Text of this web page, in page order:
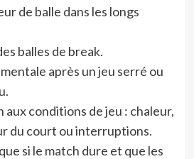
de balle dans les longs
balles de break.
après un jeu serré ou
aux conditions de jeu : chaleur,
du court ou interruptions.
si le match dure et que les